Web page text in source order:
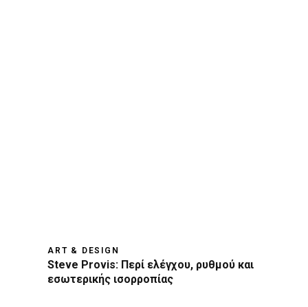
ART & DESIGN
Steve Provis: Περί ελέγχου, ρυθμού και
εσωτερικής ισορροπίας